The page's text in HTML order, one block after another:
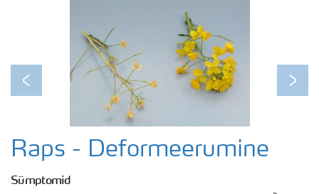
Previous Next
Raps - Deformeerumine
Sümptomid